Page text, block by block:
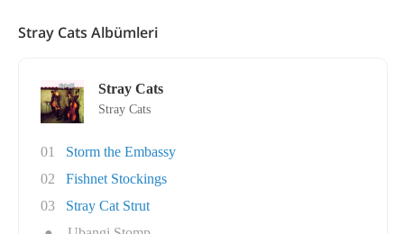
Stray Cats Albümleri
Stray Cats
Stray Cats
01
Storm the Embassy
02
Fishnet Stockings
03
Stray Cat Strut